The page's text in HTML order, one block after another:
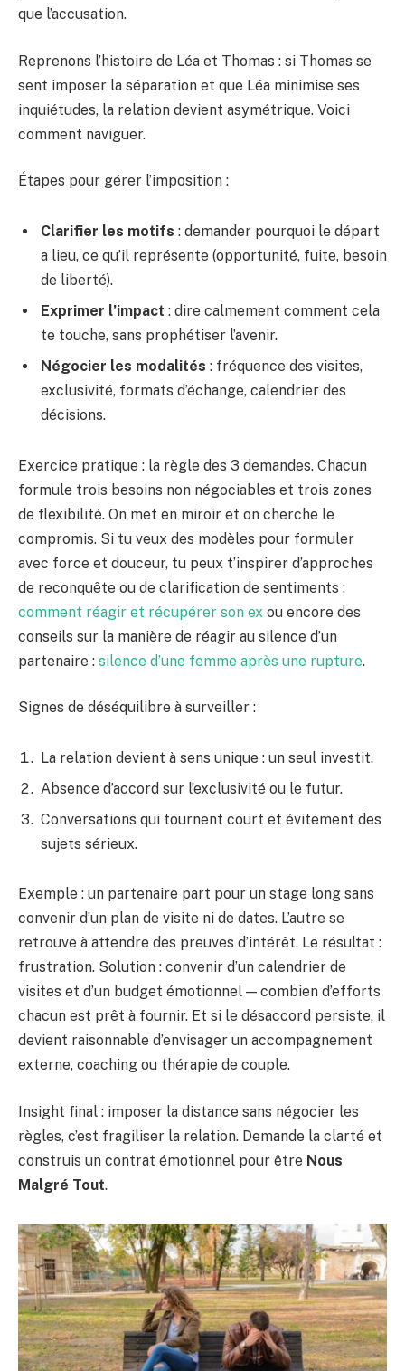
que l’accusation.
Reprenons l’histoire de Léa et Thomas : si Thomas se
sent imposer la séparation et que Léa minimise ses
inquiétudes, la relation devient asymétrique. Voici
comment naviguer.
Étapes pour gérer l’imposition :
Clarifier les motifs : demander pourquoi le départ
a lieu, ce qu’il représente (opportunité, fuite, besoin
de liberté).
Exprimer l’impact : dire calmement comment cela
te touche, sans prophétiser l’avenir.
Négocier les modalités : fréquence des visites,
exclusivité, formats d’échange, calendrier des
décisions.
Exercice pratique : la règle des 3 demandes. Chacun
formule trois besoins non négociables et trois zones
de flexibilité. On met en miroir et on cherche le
compromis. Si tu veux des modèles pour formuler
avec force et douceur, tu peux t’inspirer d’approches
de reconquête ou de clarification de sentiments :
comment réagir et récupérer son ex ou encore des
conseils sur la manière de réagir au silence d’un
partenaire : silence d’une femme après une rupture.
Signes de déséquilibre à surveiller :
La relation devient à sens unique : un seul investit.
Absence d’accord sur l’exclusivité ou le futur.
Conversations qui tournent court et évitement des
sujets sérieux.
Exemple : un partenaire part pour un stage long sans
convenir d’un plan de visite ni de dates. L’autre se
retrouve à attendre des preuves d’intérêt. Le résultat :
frustration. Solution : convenir d’un calendrier de
visites et d’un budget émotionnel — combien d’efforts
chacun est prêt à fournir. Et si le désaccord persiste, il
devient raisonnable d’envisager un accompagnement
externe, coaching ou thérapie de couple.
Insight final : imposer la distance sans négocier les
règles, c’est fragiliser la relation. Demande la clarté et
construis un contrat émotionnel pour être Nous
Malgré Tout.